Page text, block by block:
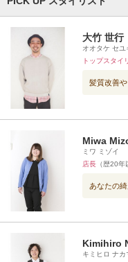
大竹 世行
オオタケ セユ
トップスタイ
髪質改善
Miwa
ミワ ミゾイ
店長 （歴20年
あなたの
Kimihiro
キミヒロ ナカ